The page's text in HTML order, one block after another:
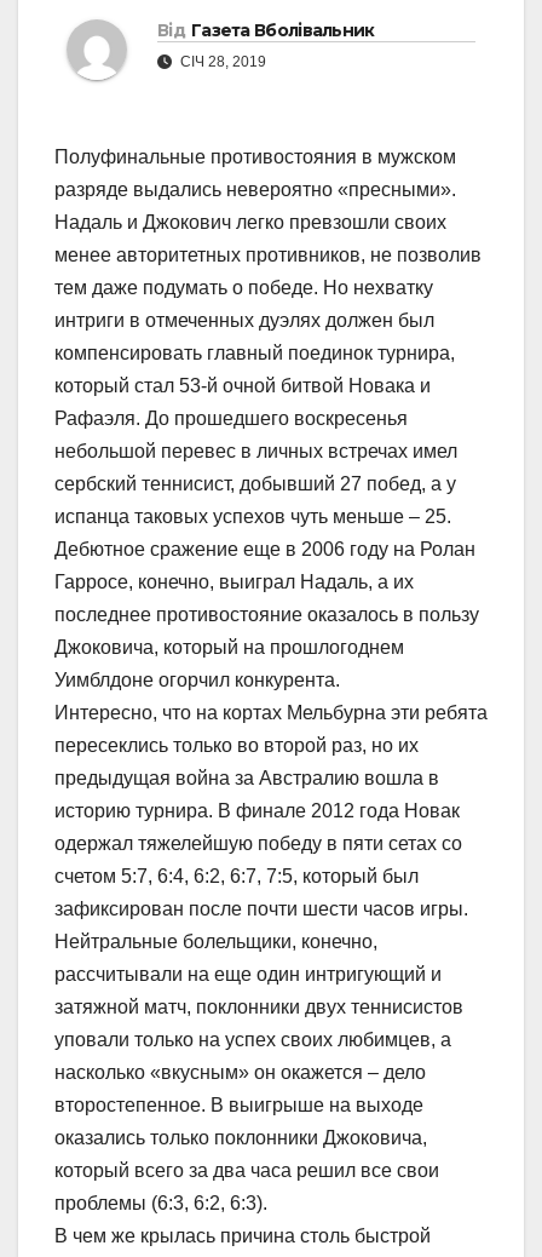
Від Газета Вболівальник
СІЧ 28, 2019
Полуфинальные противостояния в мужском
разряде выдались невероятно «пресными».
Надаль и Джокович легко превзошли своих
менее авторитетных противников, не позволив
тем даже подумать о победе. Но нехватку
интриги в отмеченных дуэлях должен был
компенсировать главный поединок турнира,
который стал 53-й очной битвой Новака и
Рафаэля. До прошедшего воскресенья
небольшой перевес в личных встречах имел
сербский теннисист, добывший 27 побед, а у
испанца таковых успехов чуть меньше – 25.
Дебютное сражение еще в 2006 году на Ролан
Гарросе, конечно, выиграл Надаль, а их
последнее противостояние оказалось в пользу
Джоковича, который на прошлогоднем
Уимблдоне огорчил конкурента.
Интересно, что на кортах Мельбурна эти ребята
пересеклись только во второй раз, но их
предыдущая война за Австралию вошла в
историю турнира. В финале 2012 года Новак
одержал тяжелейшую победу в пяти сетах со
счетом 5:7, 6:4, 6:2, 6:7, 7:5, который был
зафиксирован после почти шести часов игры.
Нейтральные болельщики, конечно,
рассчитывали на еще один интригующий и
затяжной матч, поклонники двух теннисистов
уповали только на успех своих любимцев, а
насколько «вкусным» он окажется – дело
второстепенное. В выигрыше на выходе
оказались только поклонники Джоковича,
который всего за два часа решил все свои
проблемы (6:3, 6:2, 6:3).
В чем же крылась причина столь быстрой